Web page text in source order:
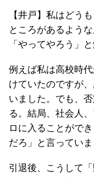
【井戸】私はどう
ところがあるよう
「やってやろう」
例えば私は高校時
けていたのですが
いました。でも、
る。結局、社会人
ロに入ることがで
だろ」と言っていま
引退後、こうして